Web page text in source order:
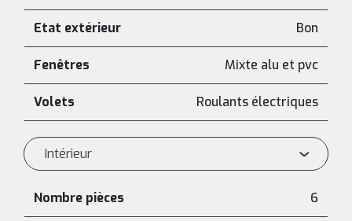
Etat extérieur Bon
Fenêtres Mixte alu et pvc
Volets Roulants électriques
Intérieur
Nombre pièces 6